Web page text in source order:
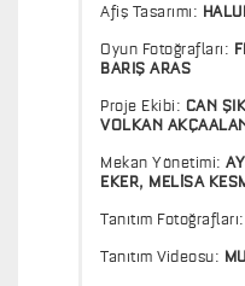
Afiş Tasarımı:
Oyun Fotoğrafları:
BARIŞ ARAS
Proje Ekibi: CAN
VOLKAN
Mekan Yönetimi:
EKER, MELİSA
Tanıtım Fotoğrafları:
Tanıtım Videosu: